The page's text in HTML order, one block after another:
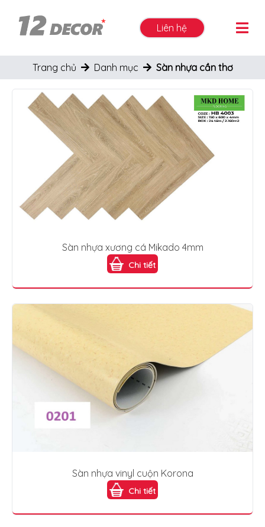
Liên hệ
Trang chủ Danh mục Sàn nhựa cần thơ
Sàn nhựa xương cá Mikado 4mm
Chi tiết
Sàn nhựa vinyl cuộn Korona
Chi tiết